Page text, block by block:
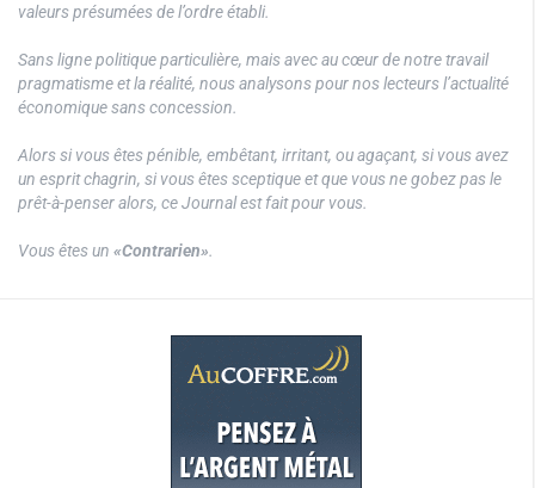
valeurs présumées de l’ordre établi.
Sans ligne politique particulière, mais avec au cœur de notre travail
pragmatisme et la réalité, nous analysons pour nos lecteurs l’actualité
économique sans concession.
Alors si vous êtes pénible, embêtant, irritant, ou agaçant, si vous avez
un esprit chagrin, si vous êtes sceptique et que vous ne gobez pas le
prêt-à-penser alors, ce Journal est fait pour vous.
Vous êtes un «Contrarien».